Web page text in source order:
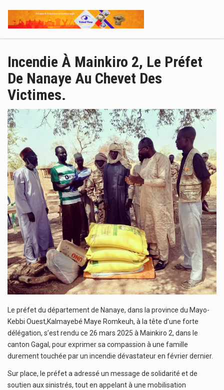
Incendie À Mainkiro 2, Le Préfet
De Nanaye Au Chevet Des
Victimes.
Le préfet du département de Nanaye, dans la province du Mayo-
Kebbi Ouest,Kalmayebé Maye Romkeuh, à la tête d’une forte
délégation, s’est rendu ce 26 mars 2025 à Mainkiro 2, dans le
canton Gagal, pour exprimer sa compassion à une famille
durement touchée par un incendie dévastateur en février dernier.
Sur place, le préfet a adressé un message de solidarité et de
soutien aux sinistrés, tout en appelant à une mobilisation